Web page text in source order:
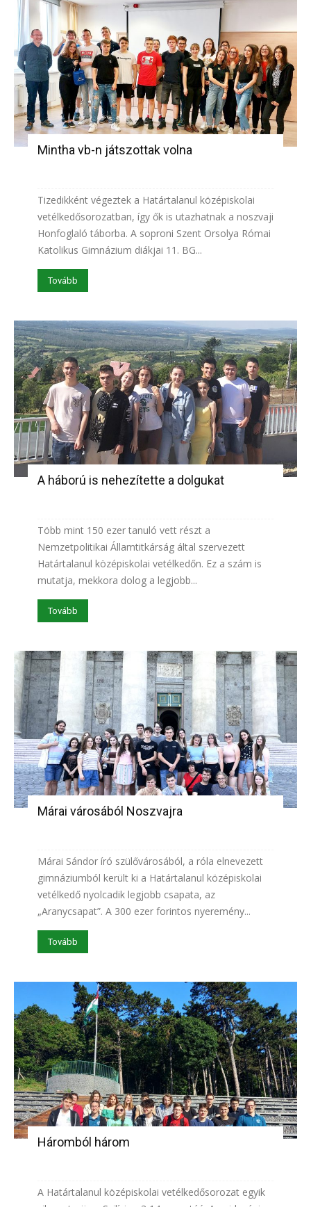
Mintha vb-n játszottak volna
Tizedikként végeztek a Határtalanul középiskolai
vetélkedősorozatban, így ők is utazhatnak a noszvaji
Honfoglaló táborba. A soproni Szent Orsolya Római
Katolikus Gimnázium diákjai 11. BG...
Tovább
A háború is nehezítette a dolgukat
Több mint 150 ezer tanuló vett részt a
Nemzetpolitikai Államtitkárság által szervezett
Határtalanul középiskolai vetélkedőn. Ez a szám is
mutatja, mekkora dolog a legjobb...
Tovább
Márai városából Noszvajra
Márai Sándor író szülővárosából, a róla elnevezett
gimnáziumból került ki a Határtalanul középiskolai
vetélkedő nyolcadik legjobb csapata, az
„Aranycsapat”. A 300 ezer forintos nyeremény...
Tovább
Háromból három
A Határtalanul középiskolai vetélkedősorozat egyik